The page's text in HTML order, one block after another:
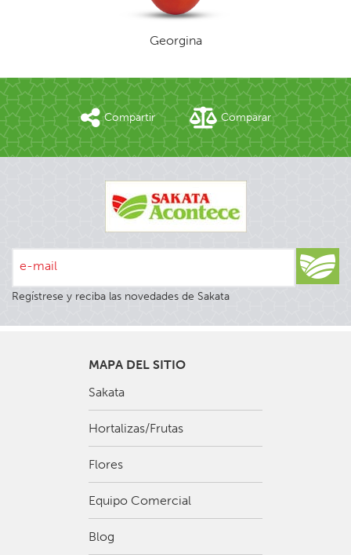
Georgina
Compartir Comparar
e-mail
Regístrese y reciba las novedades de Sakata
MAPA DEL SITIO
Sakata
Hortalizas/Frutas
Flores
Equipo Comercial
Blog